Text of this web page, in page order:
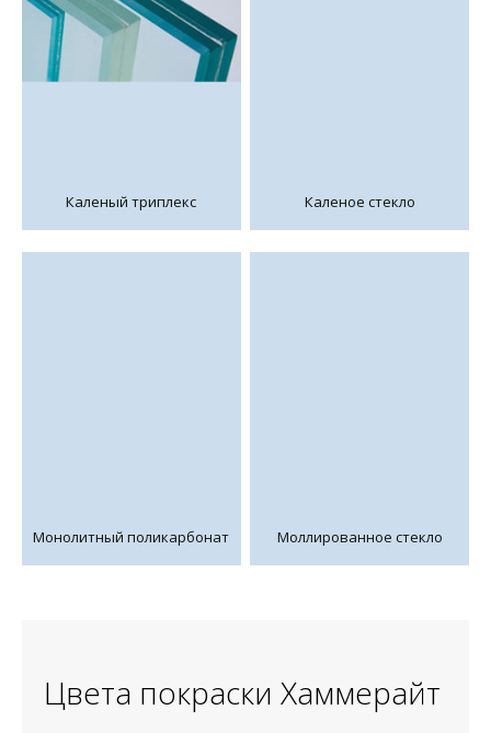
Каленый триплекс Каленое стекло
Монолитный поликарбонат Моллированное стекло
Цвета покраски Хаммерайт